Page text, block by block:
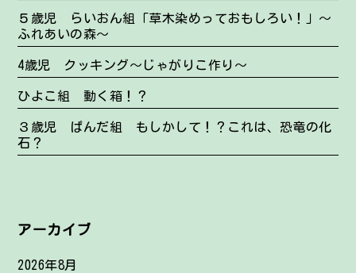
５歳児 らいおん組「草木染めっておもしろい！」～
ふれあいの森～
4歳児 クッキング～じゃがりこ作り～
ひよこ組 動く箱！？
３歳児 ぱんだ組 もしかして！？これは、恐竜の化
石？
アーカイブ
2026年8月